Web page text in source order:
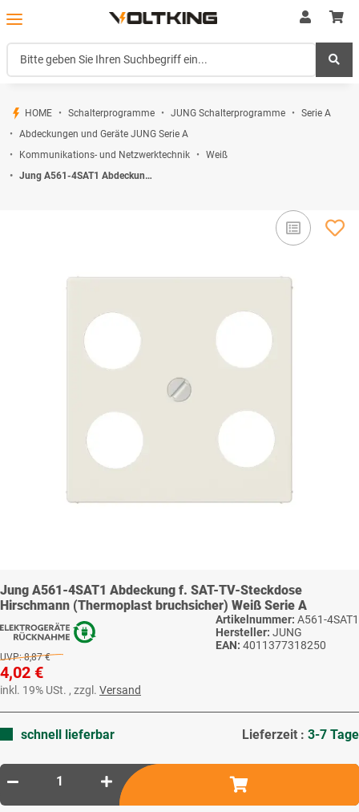
HOME Schalterprogramme JUNG Schalterprogramme
Serie A
Abdeckungen und Geräte JUNG Serie A
Kommunikations- und Netzwerktechnik
Weiß
Jung A561-4SAT1 Abdeckung f. SAT-TV-Steckdose Hirschmann (Thermoplast bruchsicher) Weiß Serie A
Jung A561-4SAT1 Abdeckung f. SAT-TV-Steckdose
Hirschmann (Thermoplast bruchsicher) Weiß Serie A
Artikelnummer: A561-4SAT1
Hersteller: JUNG
EAN: 4011377318250
UVP: 8,87 €
4,02 €
inkl. 19% USt. , zzgl. Versand
schnell lieferbar Lieferzeit : 3-7 Tage